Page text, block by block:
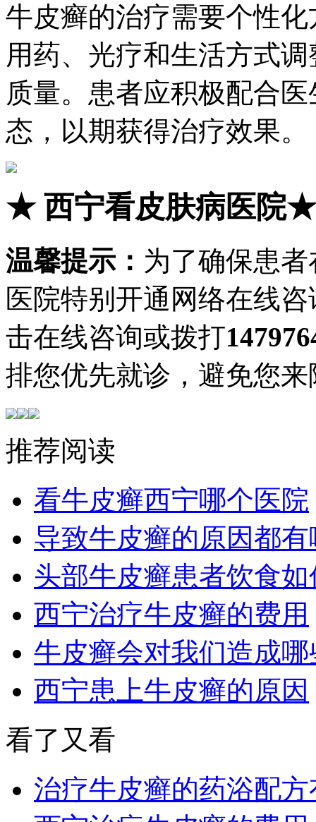
牛皮癣的治疗需要个性
用药、光疗和生活方式
质量。患者应积极配合
态，以期获得治疗效果。
★西宁看皮肤病医院★
温馨提示： 为了确保患
医院特别开通网络在线
击在线咨询或拨打
排您优先就诊，避免您
推荐阅读
看牛皮癣西宁哪个医院
导致牛皮癣的原因都有
头部牛皮癣患者饮食
西宁治疗牛皮癣的费用
牛皮癣会对我们造成
西宁患上牛皮癣的原因
看了又看
治疗牛皮癣的药浴配